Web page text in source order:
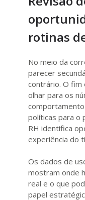
rotinas
No meio da
parecer
contrário. O fim
olhar para os
políticas para o
RH identifica
experiência do
Os dados de
mostram onde
real e o que
papel